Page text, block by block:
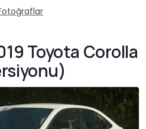
Toyota Corolla